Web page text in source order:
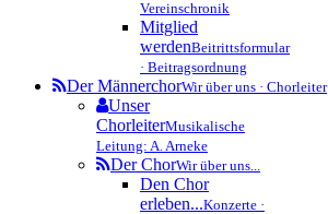
Vereinschronik
Mitglied
werdenBeitrittsformular
· Beitragsordnung
Der MännerchorWir über uns · Chorleiter
Unser
ChorleiterMusikalische
Leitung: A. Arneke
Der ChorWir über uns...
Den Chor
erleben...Konzerte ·